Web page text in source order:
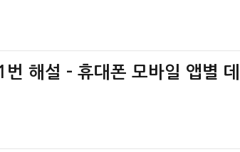
해설 – 휴대폰 모바일 앱별